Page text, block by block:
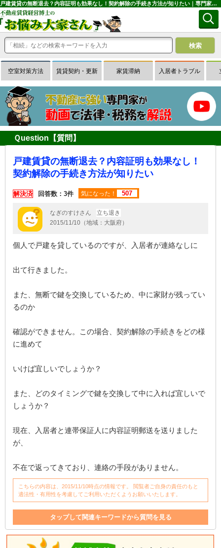
戸建賃貸の無断退去？内容証明も効果なし！契約解除の手続き方法が知りたい｜専門家に無料相談できる賃貸経営Ｑ＆Ａサイトはお悩み大家さん
空室対策方法 賃貸契約・更新 家賃滞納 入居者トラブル
Ｑuestion【質問】
戸建賃貸の無断退去？内容証明も効果なし！
契約解除の手続き方法が知りたい
解決済 回答数：3件 気になった！ 507
なぎのすけさん
立ち退き
2015/11/10（地域：大阪府）
個人で戸建を貸しているのですが、入居者が連絡なしに
出て行きました。
また、無断で鍵を交換しているため、中に家財が残ってい
るのか
確認ができません。この場合、契約解除の手続きをどの様
に進めて
いけば宜しいでしょうか？
また、どのタイミングで鍵を交換して中に入れば宜しいで
しょうか？
現在、入居者と連帯保証人に内容証明郵送を送りました
が、
不在で返ってきており、連絡の手段がありません。
こちらの内容は、2015/11/10時点の情報です。 閲覧者ご自身の責任のもと
適法性・有用性を考慮してご利用いただくようお願いいたします。
タップして関連キーワードから質問を見る
連帯保証人 退去 契約解除 保証人
内容証明
入居者
家 入居 鍵 交換